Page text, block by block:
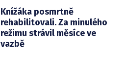
Knížáka posmrtně
rehabilitovali. Za minulého
režimu strávil měsíce ve
vazbě